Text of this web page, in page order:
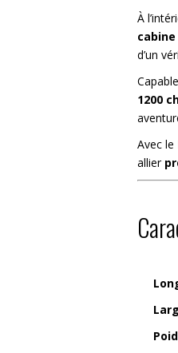
À
d’un
1200
Avec le
allier